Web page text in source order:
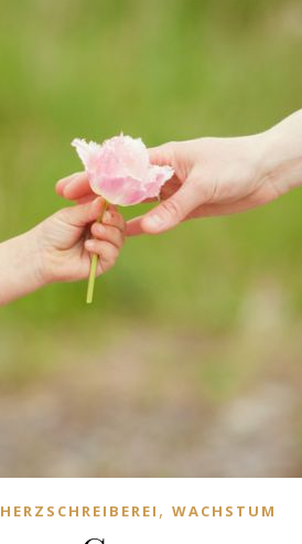
HERZSCHREIBEREI , WACHSTUM